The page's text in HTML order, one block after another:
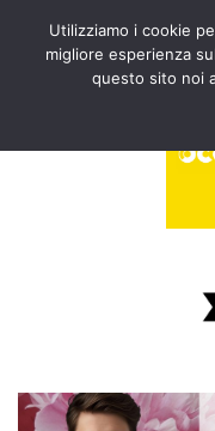
Utilizziamo i cookie
migliore esperienza
questo sito noi